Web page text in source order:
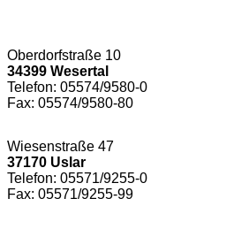
Oberdorfstraße 10
34399 Wesertal
Telefon: 05574/9580-0
Fax: 05574/9580-80
Wiesenstraße 47
37170 Uslar
Telefon: 05571/9255-0
Fax: 05571/9255-99